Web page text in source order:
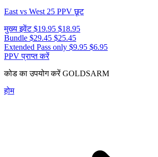
East vs West 25 PPV छूट
मुख्य इवेंट$19.95 $18.95
Bundle $29.45 $25.45
Extended Pass only $9.95 $6.95
PPV प्राप्त करें
कोड का उपयोग करेंGOLDSARM
होम